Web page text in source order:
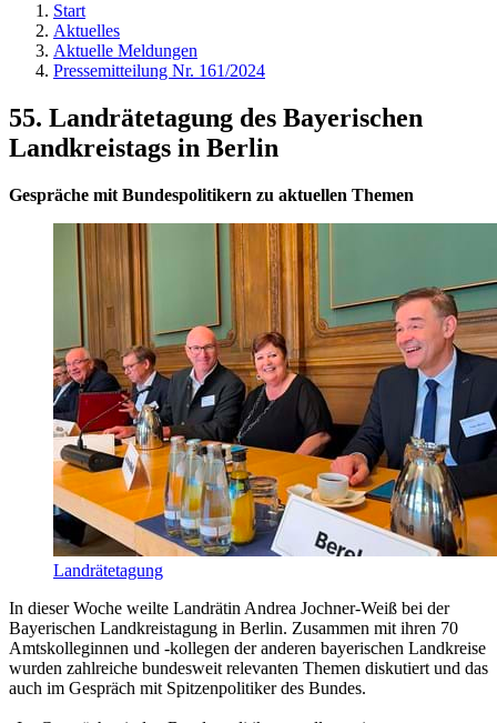
Start
Aktuelles
Aktuelle Meldungen
Pressemitteilung Nr. 161/2024
55. Landrätetagung des Bayerischen
Landkreistags in Berlin
Gespräche mit Bundespolitikern zu aktuellen Themen
Landrätetagung
In dieser Woche weilte Landrätin Andrea Jochner-Weiß bei der
Bayerischen Landkreistagung in Berlin. Zusammen mit ihren 70
Amtskolleginnen und -kollegen der anderen bayerischen Landkreise
wurden zahlreiche bundesweit relevanten Themen diskutiert und das
auch im Gespräch mit Spitzenpolitiker des Bundes.